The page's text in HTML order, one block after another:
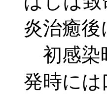
炎治癒
初感染
発時に